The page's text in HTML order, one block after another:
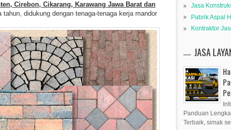
Cirebon, Cikarang, Karawang Jawa Barat dan
didukung dengan tenaga-tenaga kerja mandor
Jasa
Pabrik Aspal
Kontraktor
JASA
Panduan
Terbaik, simak